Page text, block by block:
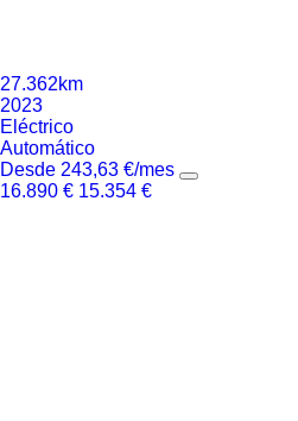
27.362km
2023
Eléctrico
Automático
Desde 243,63 €/mes
16.890 € 15.354 €